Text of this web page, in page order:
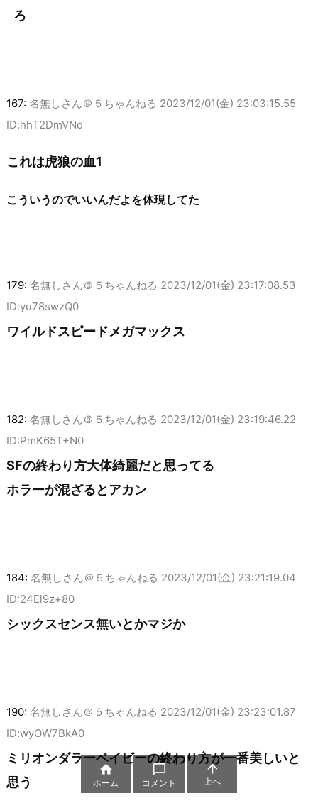
ろ
167: 名無しさん＠５ちゃんねる 2023/12/01(金) 23:03:15.55
ID:hhT2DmVNd
これは虎狼の血1
こういうのでいいんだよを体現してた
179: 名無しさん＠５ちゃんねる 2023/12/01(金) 23:17:08.53
ID:yu78swzQ0
ワイルドスピードメガマックス
182: 名無しさん＠５ちゃんねる 2023/12/01(金) 23:19:46.22
ID:PmK65T+N0
SFの終わり方大体綺麗だと思ってる
ホラーが混ざるとアカン
184: 名無しさん＠５ちゃんねる 2023/12/01(金) 23:21:19.04
ID:24El9z+80
シックスセンス無いとかマジか
190: 名無しさん＠５ちゃんねる 2023/12/01(金) 23:23:01.87
ID:wyOW7BkA0
ミリオンダラーベイビーの終わり方が一番美しいと
思う

ホーム

コメント

上へ